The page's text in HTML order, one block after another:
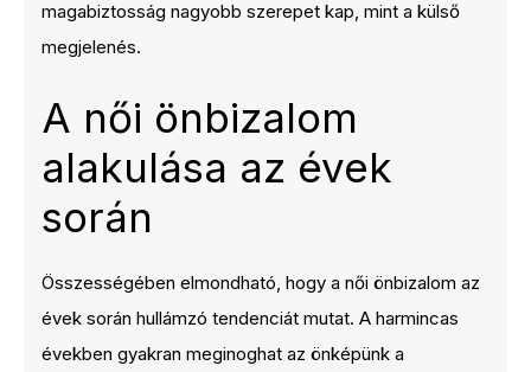
magabiztosság nagyobb szerepet kap, mint a külső
megjelenés.
A női önbizalom
alakulása az évek
során
Összességében elmondható, hogy a női önbizalom az
évek során hullámzó tendenciát mutat. A harmincas
években gyakran meginoghat az önképünk a